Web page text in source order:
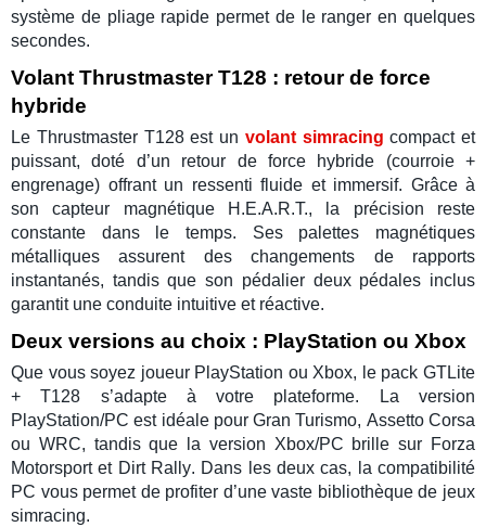
système de pliage rapide permet de le ranger en quelques
secondes.
Volant Thrustmaster T128 : retour de force
hybride
Le Thrustmaster T128est un volant simracing compact et
puissant, doté d’un retour de force hybride (courroie +
engrenage) offrant un ressenti fluide et immersif. Grâce à
son capteur magnétique
H.E.A.R.T., la précision reste
constante dans le temps. Ses palettes magnétiques
métalliques assurent des changements de rapports
instantanés, tandis que son pédalier deux pédales inclus
garantit une conduite intuitive et réactive.
Deux versions au choix : PlayStation ou Xbox
Que vous soyez joueur PlayStation ou Xbox, le pack GTLite
+ T128 s’adapte à votre plateforme. La version
PlayStation/PC est idéale pourGran Turismo, Assetto Corsa
ou WRC, tandis que la version Xbox/PC brille sur Forza
Motorsportet Dirt Rally. Dans les deux cas, la compatibilité
PC vous permet de profiter d’une vaste bibliothèque de jeux
simracing.